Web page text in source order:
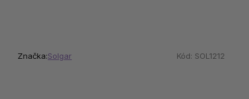
Značka:Solgar Kód: SOL1212